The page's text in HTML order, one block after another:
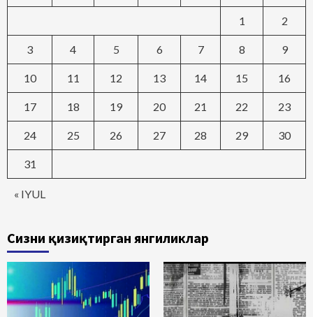
« IYUL
1 2
3 4 5 6 7 8 9
10 11 12 13 14 15 16
17 18 19 20 21 22 23
24 25 26 27 28 29 30
31
Сизни қизиқтирган янгиликлар